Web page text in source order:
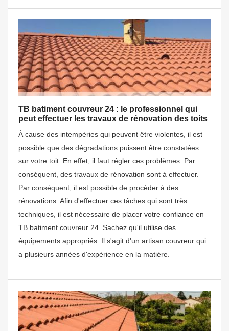
TB batiment couvreur 24 : le professionnel qui
peut effectuer les travaux de rénovation des toits
À cause des intempéries qui peuvent être violentes, il est
possible que des dégradations puissent être constatées
sur votre toit. En effet, il faut régler ces problèmes. Par
conséquent, des travaux de rénovation sont à effectuer.
Par conséquent, il est possible de procéder à des
rénovations. Afin d'effectuer ces tâches qui sont très
techniques, il est nécessaire de placer votre confiance en
TB batiment couvreur 24. Sachez qu'il utilise des
équipements appropriés. Il s'agit d'un artisan couvreur qui
a plusieurs années d'expérience en la matière.